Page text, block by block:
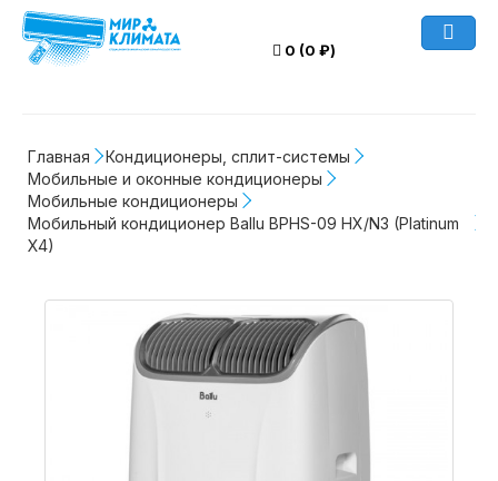
0 (0 ₽)
Главная
Кондиционеры, сплит-системы
Мобильные и оконные кондиционеры
Мобильные кондиционеры
Мобильный кондиционер Ballu BPHS-09 HX/N3 (Platinum
X4)